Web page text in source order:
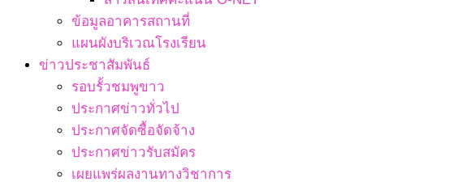
ข้อมูลอาคารสถานที่
แผนผังบริเวณโรงเรียน
ข่าวประชาสัมพันธ์
รอบรั้วชมพูขาว
ประกาศข่าวทั่วไป
ประกาศจัดซื้อจัดจ้าง
ประกาศข่าวรับสมัคร
เผยแพร่ผลงานทางวิชาการ